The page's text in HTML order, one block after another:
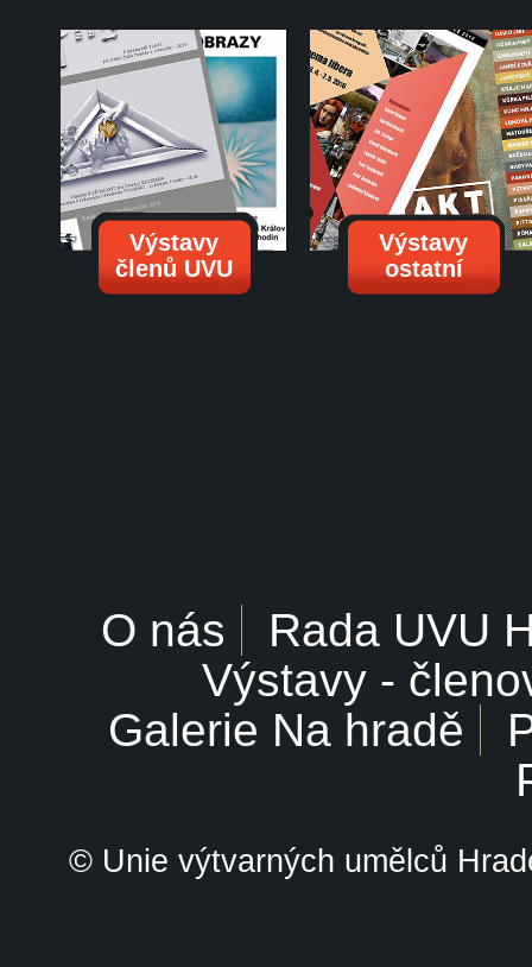
Výstavy
členů UVU
Výstavy
ostatní
O nás
Rada UVU
Výstavy -
Galerie Na hradě
© Unie výtvarných umělců